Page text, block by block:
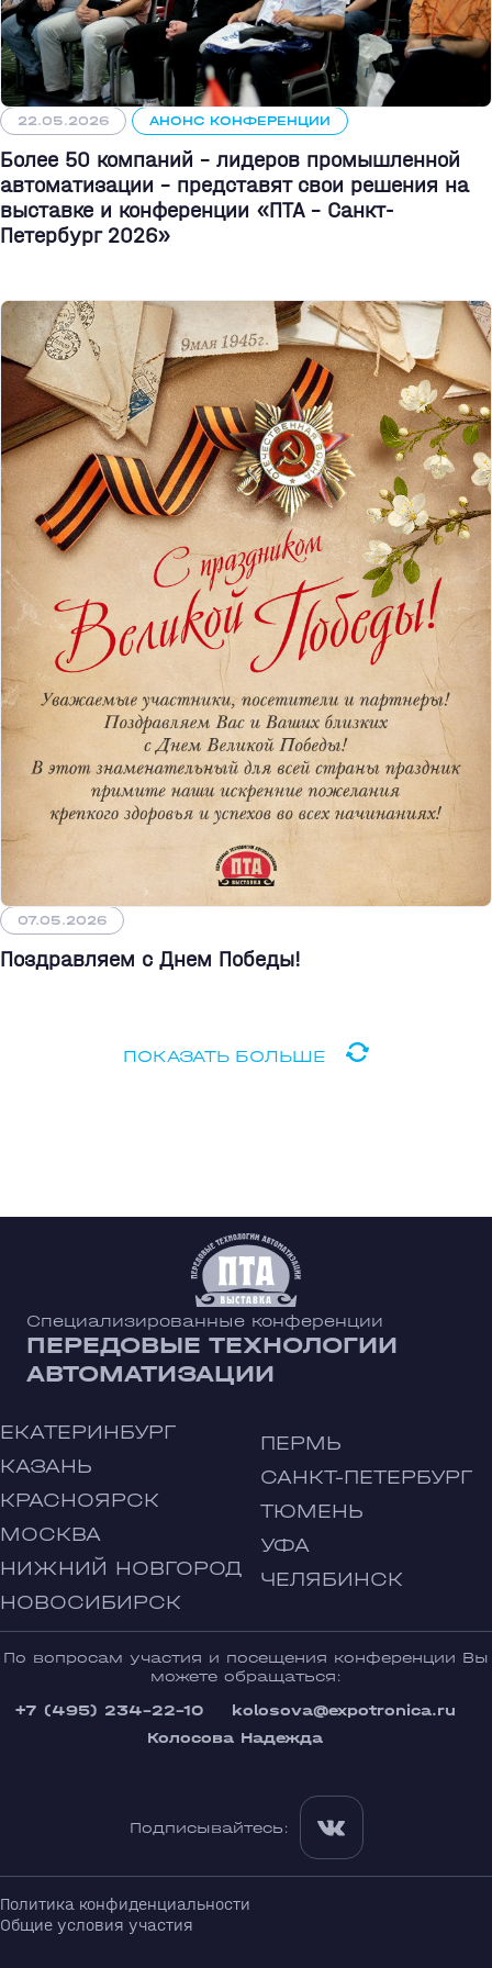
22.05.2026 АНОНС КОНФЕРЕНЦИИ
Более 50 компаний - лидеров промышленной
автоматизации - представят свои решения на
выставке и конференции «ПТА – Санкт-
Петербург 2026»
07.05.2026
Поздравляем с Днем Победы!
ПОКАЗАТЬ БОЛЬШЕ
Специализированные конференции
ПЕРЕДОВЫЕ ТЕХНОЛОГИИ
АВТОМАТИЗАЦИИ
ЕКАТЕРИНБУРГ
КАЗАНЬ
КРАСНОЯРСК
МОСКВА
НИЖНИЙ НОВГОРОД
НОВОСИБИРСК
ПЕРМЬ
САНКТ-ПЕТЕРБУРГ
ТЮМЕНЬ
УФА
ЧЕЛЯБИНСК
По вопросам участия и посещения конференции Вы
можете обращаться:
+7 (495) 234-22-10
kolosova@expotronica.ru
Колосова Надежда
Подписывайтесь:
Политика конфиденциальности
Общие условия участия